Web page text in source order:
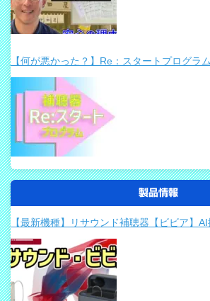
【何が悪かった？】Re：スタートプログラ
製品情報
【最新機種】リサウンド補聴器【ビビア】AI